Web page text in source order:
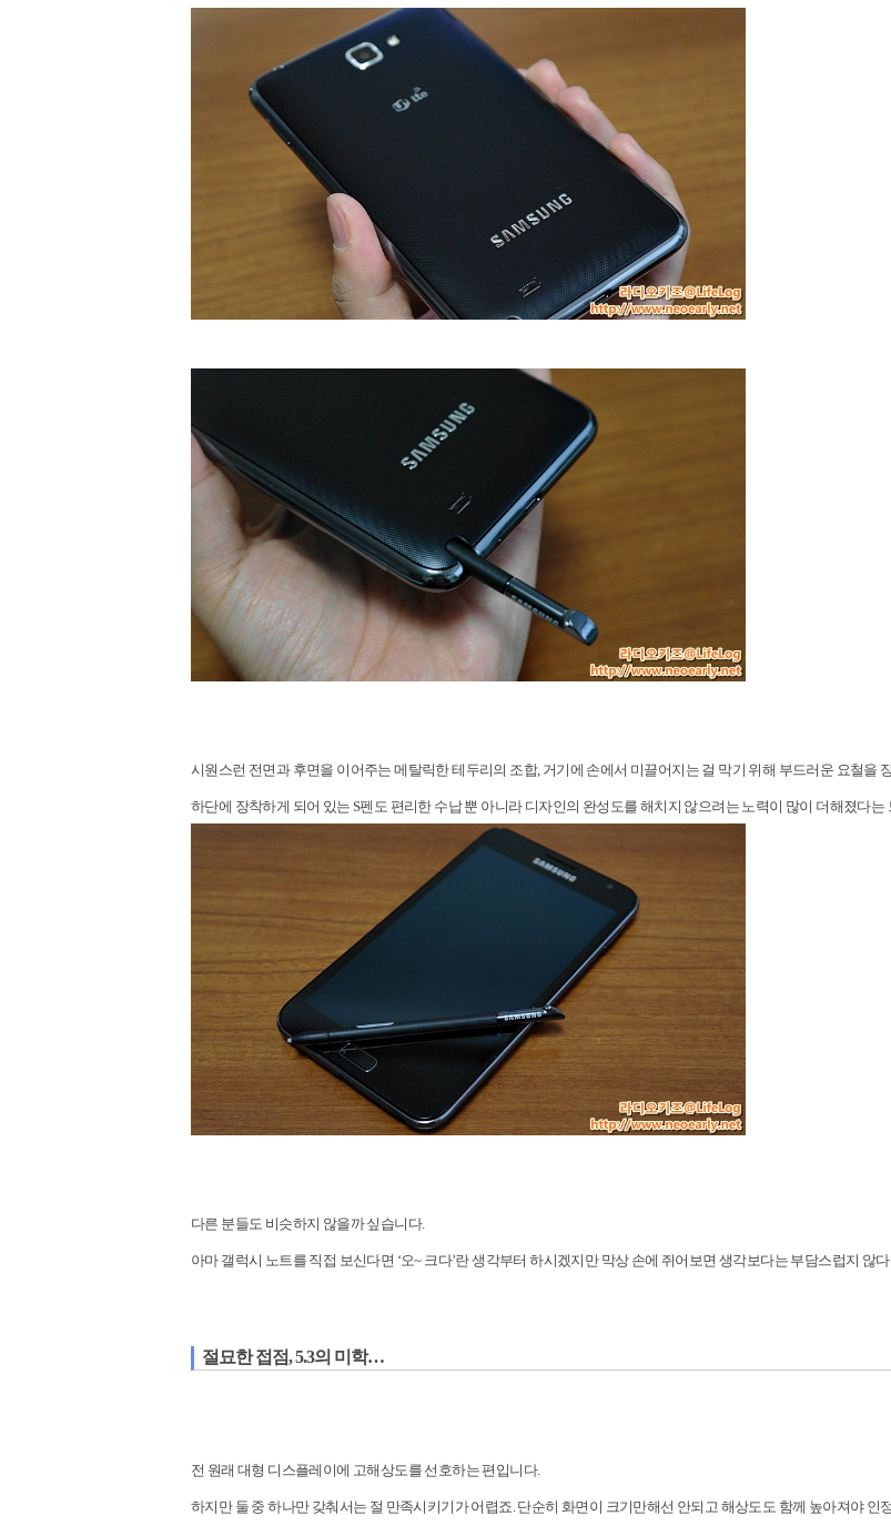
시원스런 전면과 후면을 이어주는 메탈릭한 테두리의 조합, 거기에 손에서 미끌어지는 걸 막기 위해 부드러운 요철을
하단에 장착하게 되어 있는 S펜도 편리한 수납 뿐 아니라 디자인의 완성도를 해치지 않으려는 노력이 많이 더해졌다는
다른 분들도 비슷하지 않을까 싶습니다.
아마 갤럭시 노트를 직접 보신다면 ‘오~ 크다’란 생각부터 하시겠지만 막상 손에 쥐어보면 생각보다는 부담스럽지 않
절묘한 접점, 5.3의 미학…
전 원래 대형 디스플레이에 고해상도를 선호하는 편입니다.
하지만 둘 중 하나만 갖춰서는 절 만족시키기가 어렵죠. 단순히 화면이 크기만해선 안되고 해상도도 함께 높아져야